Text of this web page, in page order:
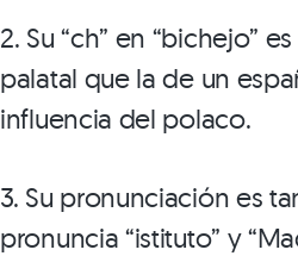
2. Su “ch” en “bichejo”
palatal que la de un
influencia del polaco.
3. Su pronunciación es
pronuncia “istituto” y